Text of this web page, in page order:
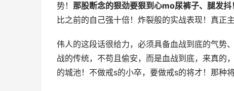
势！ 那股断念的狠劲要狠到心mo尿裤子、腿发抖！
比之前的自己强十倍！炸裂般的实战表现！真正
伟人的这段话很给力，必须具备血战到底的气势
战的传统，不苟且偷安，而是血战到底，来真的
的城池！不做戒s的小卒，要做戒s的将才！那种